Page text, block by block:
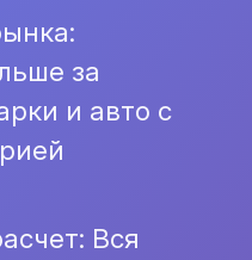
за
и авто с
Вся